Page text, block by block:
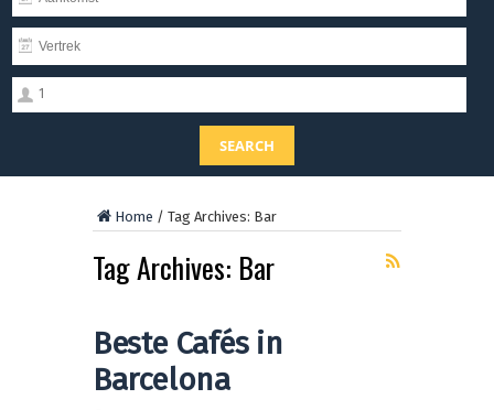
1
SEARCH
Home / Tag Archives: Bar
Tag Archives: Bar
Beste Cafés in
Barcelona